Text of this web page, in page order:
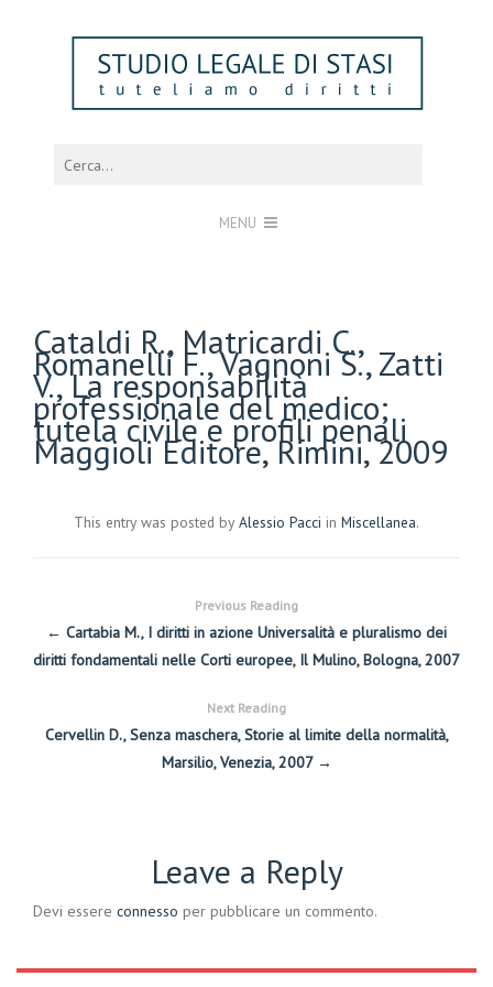
MENU
Cataldi R., Matricardi C.,
Romanelli F., Vagnoni S., Zatti
V., La responsabilità
professionale del medico;
tutela civile e profili penali
Maggioli Editore, Rimini, 2009
This entry was posted by Alessio Pacci in Miscellanea.
Previous Reading
← Cartabia M., I diritti in azione Universalità e pluralismo dei
diritti fondamentali nelle Corti europee, Il Mulino, Bologna, 2007
Next Reading
Cervellin D., Senza maschera, Storie al limite della normalità,
Marsilio, Venezia, 2007 →
Leave a Reply
Devi essere connesso per pubblicare un commento.